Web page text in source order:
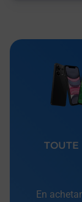
TOUTE
En